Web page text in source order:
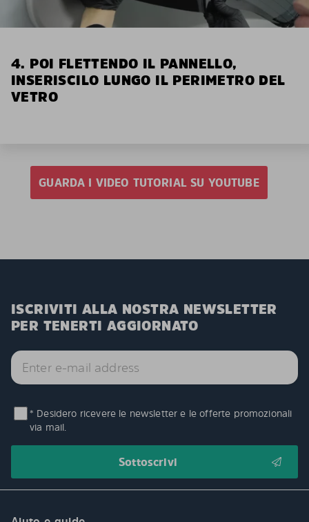
4. POI FLETTENDO IL PANNELLO,
INSERISCILO LUNGO IL PERIMETRO DEL
VETRO
GUARDA I VIDEO TUTORIAL SU YOUTUBE
ISCRIVITI ALLA NOSTRA NEWSLETTER
PER TENERTI AGGIORNATO
* Desidero ricevere le newsletter e le offerte promozionali
via mail.